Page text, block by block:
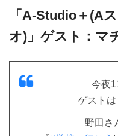
「A-Studio＋(A
オ)」ゲスト：マ
今夜
ゲストは
野田さ